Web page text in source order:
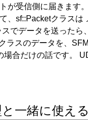
が受信側に届きます
、sf::Packetクラス
でデータを送った
ラスのデータを、
場合だけの話です。
一緒に使え